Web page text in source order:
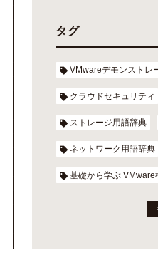
タグ
VMwareデモンストレ
クラウドセキュリティ
ストレージ用語辞典
ネットワーク用語辞典
基礎から学ぶ VMware